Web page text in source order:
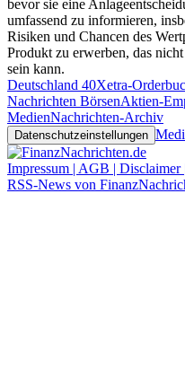
bevor sie eine
umfassend zu informieren,
Risiken und Chancen des
Produkt zu erwerben, das
sein kann.
Deutschland 40Xetra-
Nachrichten BörsenAktien-
MedienNachrichten-Archiv
Datenschutzeinstellungen
Impressum | AGB | Disclaimer
RSS-News von